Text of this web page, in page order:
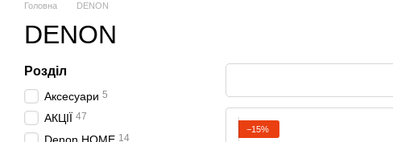
Головна DENON
DENON
−15%
Розділ
Аксесуари 5
АКЦІЇ 47
14